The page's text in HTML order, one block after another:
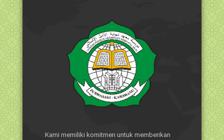
Kami memiliki komitmen untuk memberikan